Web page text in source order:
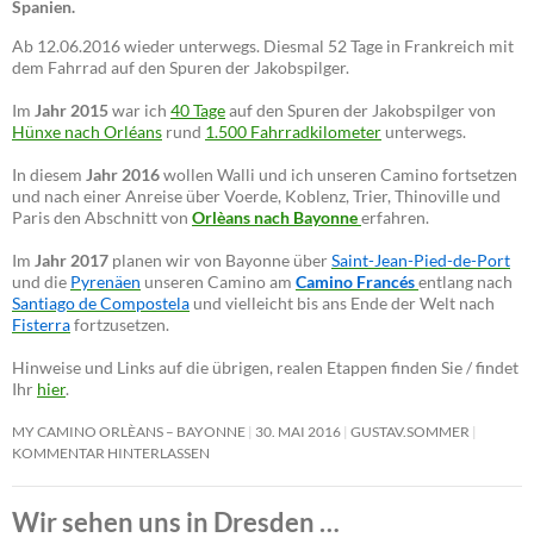
Spanien.
Ab 12.06.2016 wieder unterwegs. Diesmal 52 Tage in Frankreich mit
dem Fahrrad auf den Spuren der Jakobspilger.
Im Jahr 2015war ich 40 Tageauf den Spuren der Jakobspilger von
Hünxe nach Orléans rund 1.500 Fahrradkilometer unterwegs.
In diesem Jahr 2016wollen Walli und ich unseren Camino fortsetzen
und nach einer Anreise über Voerde, Koblenz, Trier, Thinoville und
Paris den Abschnitt von Orlèans nach Bayonneerfahren.
Im Jahr 2017 planen wir von Bayonne überSaint-Jean-Pied-de-Port
und die Pyrenäen unseren Camino am Camino Francésentlang nach
Santiago de Compostela und vielleicht bis ans Ende der Welt nach
Fisterrafortzusetzen.
Hinweise und Links auf die übrigen, realen Etappen finden Sie / findet
Ihr hier.
MY CAMINO ORLÈANS – BAYONNE 30. MAI 2016 GUSTAV.SOMMER
KOMMENTAR HINTERLASSEN
Wir sehen uns in Dresden …